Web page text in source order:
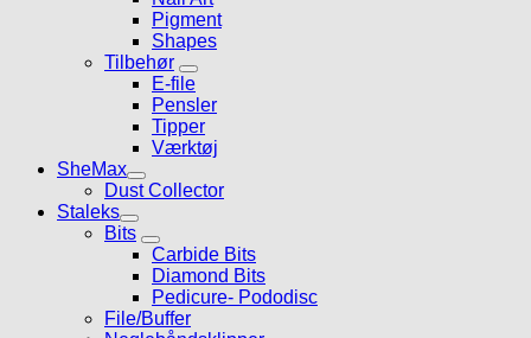
Pigment
Shapes
Tilbehør
E-file
Pensler
Tipper
Værktøj
SheMax
Dust Collector
Staleks
Bits
Carbide Bits
Diamond Bits
Pedicure- Pododisc
File/Buffer